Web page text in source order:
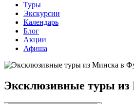
Туры
Экскурсии
Календарь
Блог
Акции
Афиша
Эксклюзивные туры